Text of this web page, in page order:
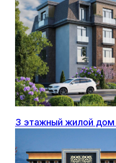
3 этажный жилой